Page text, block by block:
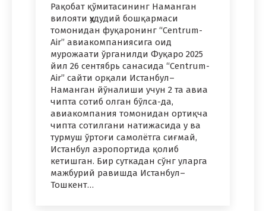
Рақобат қўмитасининг Наманган
вилояти ҳудудий бошқармаси
томонидан фуқаронинг “Centrum-
Air” авиакомпаниясига оид
мурожаати ўрганилди Фуқаро 2025
йил 26 сентябрь санасида “Centrum-
Air” сайти орқали Истанбул–
Наманган йўналиши учун 2 та авиа
чипта сотиб олган бўлса-да,
авиакомпания томонидан ортиқча
чипта сотилгани натижасида у ва
турмуш ўртоғи самолётга сиғмай,
Истанбул аэропортида қолиб
кетишган. Бир суткадан сўнг уларга
мажбурий равишда Истанбул–
Тошкент…